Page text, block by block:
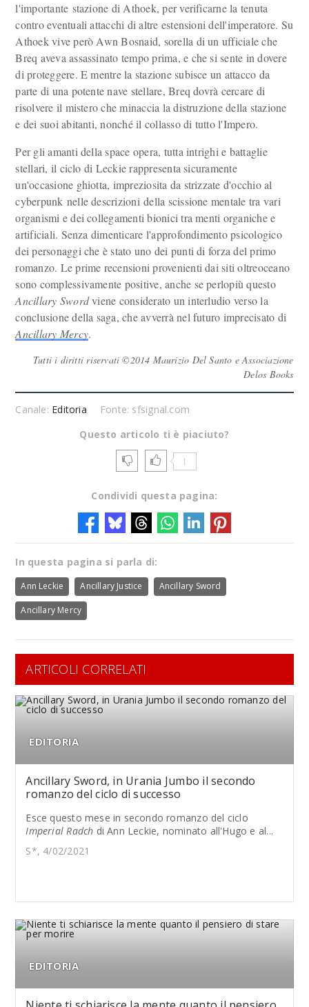
l'importante stazione di Athoek, per verificarne la tenuta
contro eventuali attacchi di altre estensioni dell'imperatore. Su
Athoek vive però Awn Bosnaid, sorella di un ufficiale che
Breq aveva assassinato tempo prima, e che si sente in dovere
di proteggere. E mentre la stazione subisce un attacco da
parte di una potente nave stellare, Breq dovrà cercare di
risolvere il mistero che minaccia la distruzione della stazione
e dei suoi abitanti, nonché il collasso di tutto l'Impero.
Per gli amanti della space opera, tutta intrighi e battaglie
stellari, il ciclo di Leckie rappresenta sicuramente
un'occasione ghiotta, impreziosita da strizzate d'occhio al
cyberpunk nelle descrizioni della scissione mentale tra vari
organismi e dei collegamenti bionici tra menti organiche e
artificiali. Senza dimenticare l'approfondimento psicologico
dei personaggi che è stato uno dei punti di forza del primo
romanzo. Le prime recensioni provenienti dai siti oltreoceano
sono complessivamente positive, anche se perlopiù questo
Ancillary Swordviene considerato un interludio verso la
conclusione della saga, che avverrà nel futuro imprecisato di
Ancillary Mercy.
Tutti i diritti riservati ©2014 Maurizio Del Santo e Associazione
Delos Books
Canale: Editoria
Fonte: sfsignal.com
Questo articolo ti è piaciuto?
1
Condividi questa pagina:
In questa pagina si parla di:
Ann Leckie Ancillary Justice Ancillary Sword
Ancillary Mercy
ARTICOLI CORRELATI
EDITORIA
Ancillary Sword, in Urania Jumbo il secondo
romanzo del ciclo di successo
Esce questo mese in secondo romanzo del ciclo
Imperial Radch di Ann Leckie, nominato all'Hugo e al...
S*, 4/02/2021
EDITORIA